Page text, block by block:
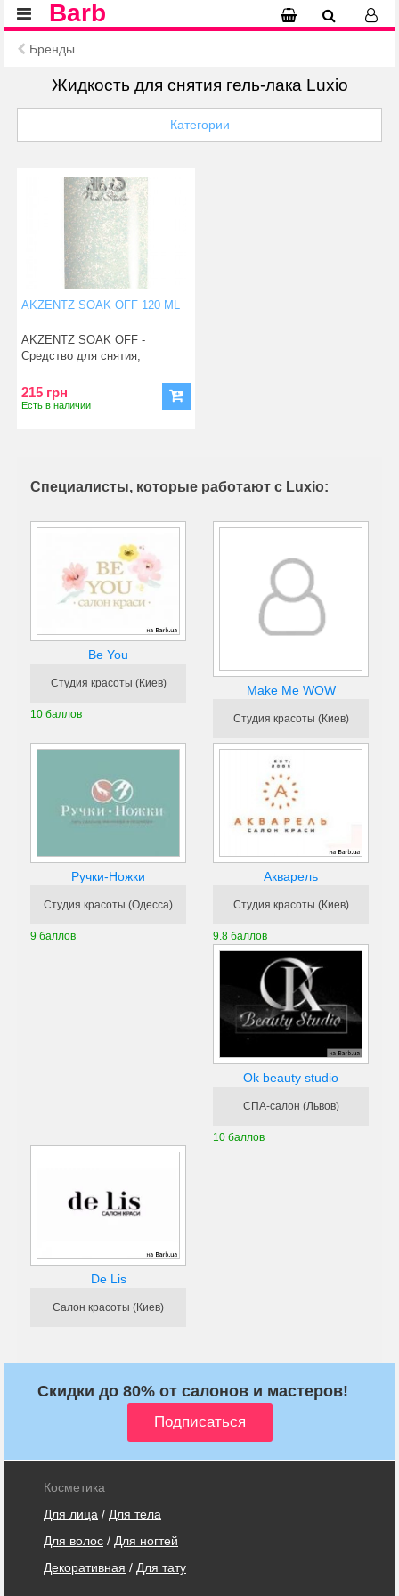
Barb
Бренды
Жидкость для снятия гель-лака Luxio
Категории
AKZENTZ SOAK OFF 120 ML
AKZENTZ SOAK OFF -
Средство для снятия,
215 грн
Есть в наличии
Специалисты, которые работают с Luxio:
Be You
Студия красоты (Киев)
10 баллов
Make Me WOW
Студия красоты (Киев)
Ручки-Ножки
Студия красоты (Одесса)
9 баллов
Акварель
Студия красоты (Киев)
9.8 баллов
Ok beauty studio
СПА-салон (Львов)
10 баллов
De Lis
Салон красоты (Киев)
Скидки до 80% от салонов и мастеров!
Косметика
Для лица / Для тела
Для волос / Для ногтей
Декоративная / Для тату